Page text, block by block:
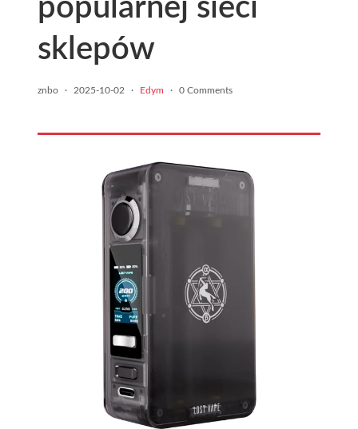
popularnej sieci
sklepów
znbo · 2025-10-02 · Edym · 0 Comments